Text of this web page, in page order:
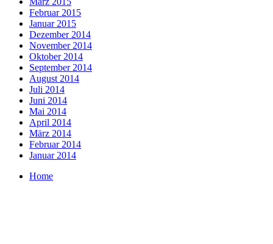
Februar 2015
Januar 2015
Dezember 2014
November 2014
Oktober 2014
September 2014
August 2014
Juli 2014
Juni 2014
Mai 2014
April 2014
März 2014
Februar 2014
Januar 2014
Home